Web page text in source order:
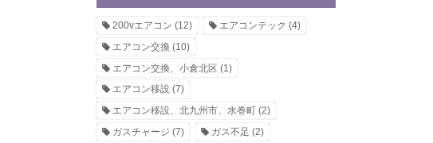
200vエアコン (12) エアコンテック (4)
エアコン交換 (10)
エアコン交換、小倉北区 (1)
エアコン移設 (7)
エアコン移設、北九州市、水巻町 (2)
ガスチャージ (7) ガス不足 (2)